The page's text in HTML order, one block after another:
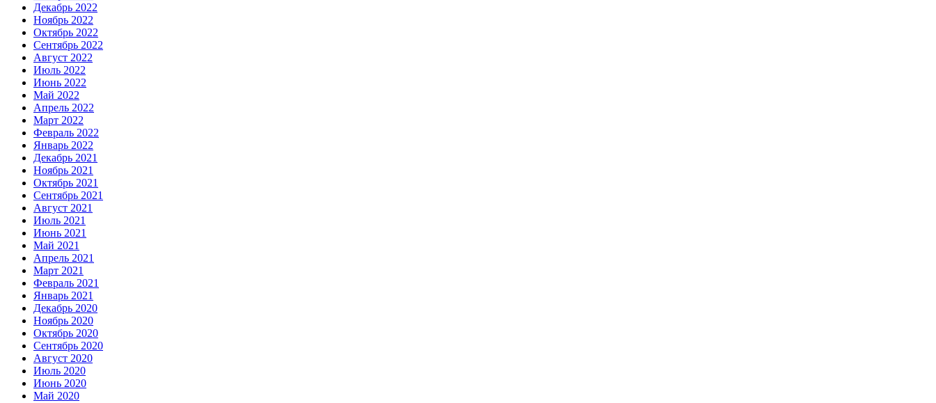
Декабрь 2022
Ноябрь 2022
Октябрь 2022
Сентябрь 2022
Август 2022
Июль 2022
Июнь 2022
Май 2022
Апрель 2022
Март 2022
Февраль 2022
Январь 2022
Декабрь 2021
Ноябрь 2021
Октябрь 2021
Сентябрь 2021
Август 2021
Июль 2021
Июнь 2021
Май 2021
Апрель 2021
Март 2021
Февраль 2021
Январь 2021
Декабрь 2020
Ноябрь 2020
Октябрь 2020
Сентябрь 2020
Август 2020
Июль 2020
Июнь 2020
Май 2020